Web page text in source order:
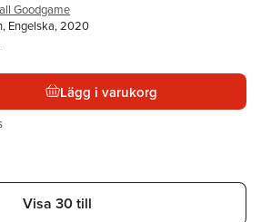
Goodgame
Engelska, 2020
Lägg i varukorg
Visa 30 till